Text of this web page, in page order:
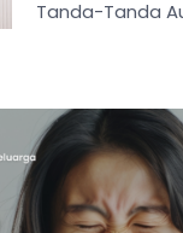
Tanda-Tanda